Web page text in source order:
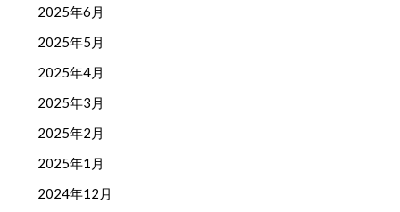
2025年6月
2025年5月
2025年4月
2025年3月
2025年2月
2025年1月
2024年12月